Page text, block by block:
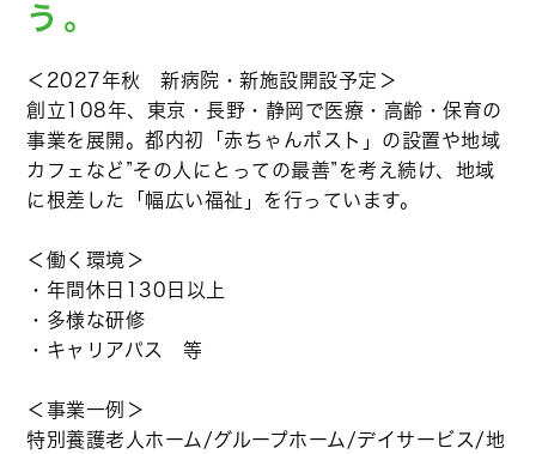
う。
＜2027年秋 新病院・新施設開設予定＞
創立108年、東京・長野・静岡で医療・高齢・保育の
事業を展開。都内初「赤ちゃんポスト」の設置や地域
カフェなど”その人にとっての最善”を考え続け、地域
に根差した「幅広い福祉」を行っています。
＜働く環境＞
・年間休日130日以上
・多様な研修
・キャリアパス 等
＜事業一例＞
特別養護老人ホーム/グループホーム/デイサービス/地